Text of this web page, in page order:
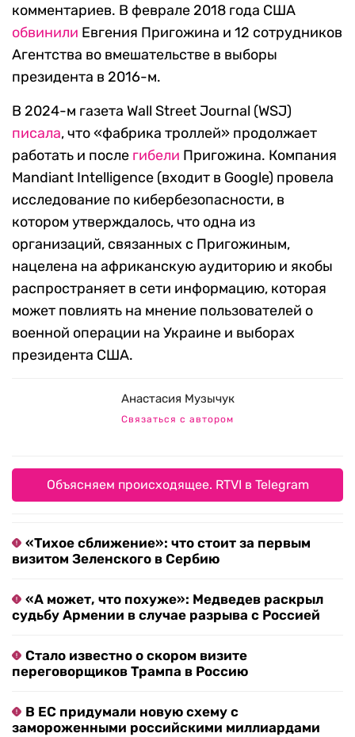
комментариев. В феврале 2018 года США
обвинили Евгения Пригожина и 12 сотрудников
Агентства во вмешательстве в выборы
президента в 2016-м.
В 2024-м газета Wall Street Journal (WSJ)
писала, что «фабрика троллей» продолжает
работать и после гибели Пригожина. Компания
Mandiant Intelligence (входит в Google) провела
исследование по кибербезопасности, в
котором утверждалось, что одна из
организаций, связанных с Пригожиным,
нацелена на африканскую аудиторию и якобы
распространяет в сети информацию, которая
может повлиять на мнение пользователей о
военной операции на Украине и выборах
президента США.
Анастасия Музычук
Связаться с автором
Объясняем происходящее. RTVI в Telegram
«Тихое сближение»: что стоит за первым
визитом Зеленского в Сербию
«А может, что похуже»: Медведев раскрыл
судьбу Армении в случае разрыва с Россией
Стало известно о скором визите
переговорщиков Трампа в Россию
В ЕС придумали новую схему с
замороженными российскими миллиардами